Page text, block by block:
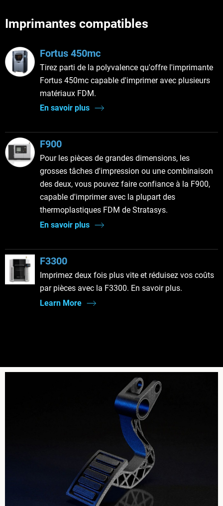
Imprimantes compatibles
Fortus 450mc
Tirez parti de la polyvalence qu'offre l'imprimante
Fortus 450mc capable d'imprimer avec plusieurs
matériaux FDM.
En savoir plus
F900
Pour les pièces de grandes dimensions, les
grosses tâches d'impression ou une combinaison
des deux, vous pouvez faire confiance à la F900,
capable d'imprimer avec la plupart des
thermoplastiques FDM de Stratasys.
En savoir plus
F3300
Imprimez deux fois plus vite et réduisez vos coûts
par pièces avec la F3300. En savoir plus.
Learn More